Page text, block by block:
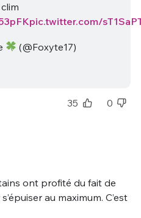
pic.twitter.com/
(@Foxyte17)
35 0
ont profité du fait de
au maximum. C’est